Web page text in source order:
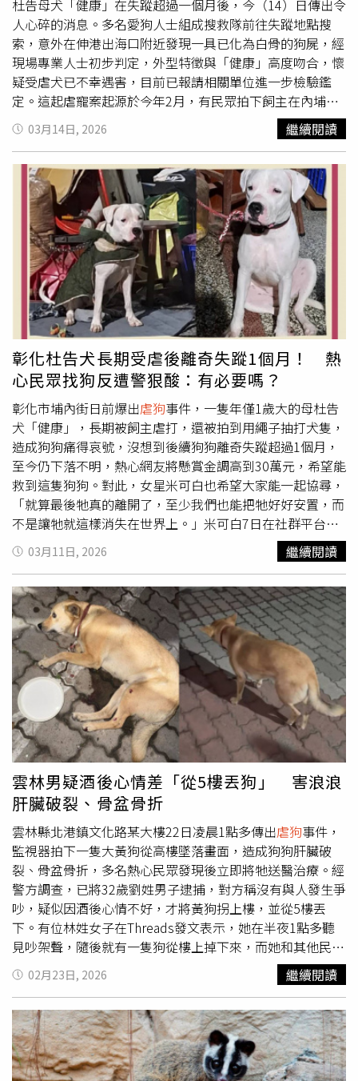
現場狀況，但當時管制隊同仁沒有落實，事件爆發後已調整
相關人員職務，小隊長和動保課長調離現職，李孟寶則移送
檢調，後續因絕育比例拉高、幼犬窩數減少，在此事爆發後
便再未與民間狗場合作。王得吉表示，因動保案件量大，觀
音土狗繁殖場案「中間有拖到」，動保處發現「該做的裁罰
都沒做」，立刻補裁罰並強制執行，動保處判斷現場環境不
好而沒入犬隻，這批狗兒目前在臨時園區安置，待本園區有
位子便會安排比較不兇的狗進入本園區，因臨時園區是租
借，場主不願志工進去，這才成為管制區域。
的袋子上車，等其再回來時，卻不見袋子，讓動保團體高度
懷疑袋子裡裝的就是健康。幾經搜索後，動保團體因遲遲無
法掌握健康的確切位置而陷入膠著，過程中數度通報警方與
彰化動防所也未能尋得協助，13日上午一早，動保團體再度
前往健康疑似被丟棄的伸港魚塭一帶，先是向附近土地公祈
求，希望能順利尋獲健康，隨後果真在土地公指示的魚塭隱
匿草叢一帶尋獲一具腐爛狗屍，根據屍體的大小、毛髮顏色
與其頭部裂痕，初步判斷應是健康無誤，隨後請健康的前飼
主來確認，應就是健康無誤。動保團體等人確認後，也將健
康身上的泥沙沖洗乾淨，並以往生毯包覆。而健康的前飼主
得知噩耗後，更是怒帶著健康的屍體要向何姓飼主領取3萬
元的懸賞金，數度與趕來的彰化縣員警發生口角衝突，場面
相當火爆。
杜告母犬「健康」在失蹤超過一個月後，今（14）日傳出令
人心碎的消息。多名愛狗人士組成搜救隊前往失蹤地點搜
索，意外在伸港出海口附近發現一具已化為白骨的狗屍，經
現場專業人士初步判定，外型特徵與「健康」高度吻合，懷
疑受虐犬已不幸遇害，目前已報請相關單位進一步檢驗鑑
定。這起虐寵案起源於今年2月，有民眾拍下飼主在內埔街
住處持繩索瘋狂抽打杜告母犬「健康」，淒厲哀號聲響徹街
道，引發鄰里間公憤。動保團體與女星米可白紛紛在社群上
發聲關切，揭露該犬疑似長期受虐，且在動檢人員介入前便
離奇失蹤；飼主對此辯稱，是在載往送養途中於伸港六股抽
水站意外讓狗脫逃，但因監視器未錄得相關畫面，加上飼主
說詞反覆，引發外界強烈質疑。為了尋找「健康」下落，有
許多熱心網友曾一度發起集資，將懸賞金提高至30萬元。今
日一名曾照顧過「健康」的志工在出海口附近尋獲動物殘
骸，現場專業人員依據殘留的白色毛髮、垂耳程度、年輕牙
床及體型判斷，認定位於該處的屍體高達95%機率就是失蹤
的「健康」，且現場發現頭蓋骨有破裂跡象。消息曝光後，
令參與搜尋的愛狗人士非常傷心，希望能透過科學鑑識還原
真相。針對此案，彰化縣動物防疫所表示，2月接獲通報後
已約談飼主到案，雖當時未能即時安置犬隻，但根據民眾提
供的受虐影片，飼主毆打犬隻事證明確，已依《動物保護
法》加重處分，裁罰飼主新台幣3萬元罰鍰。對於飼主對犬
隻去向交代不清、涉嫌棄養或更嚴重的傷害行為，防疫所強
調，若後續檢驗報告證實該具白骨身分並發現新事證，將立
即依法移送究辦，絕不寬貸。回顧案件搜救過程，不少志工
反映遭遇阻礙，曾有網友前往飼主家中詢問，卻遭飼主家屬
強硬驅趕並報警處理，甚至傳出承辦警員以言語譏諷搜救民
眾，引發執法態度不佳的爭議。
03月14日, 2026 繼續閱讀
彰化杜告犬長期受虐後離奇失蹤1個月！ 熱
心民眾找狗反遭警狠酸：有必要嗎？
彰化市埔內街日前爆出虐狗事件，一隻年僅1歲大的母杜告
犬「健康」，長期被飼主虐打，還被拍到用繩子抽打犬隻，
造成狗狗痛得哀號，沒想到後續狗狗離奇失蹤超過1個月，
至今仍下落不明，熱心網友將懸賞金調高到30萬元，希望能
救到這隻狗狗。對此，女星米可白也希望大家能一起協尋，
「就算最後牠真的離開了，至少我們也能把牠好好安置，而
不是讓牠就這樣消失在世界上。」米可白7日在社群平台發
文表示，網上有人指出，彰化市埔內街一帶有隻1歲大的母
杜告犬「健康」，從小被打到大，2月5日當天還有鄰居聽到
狗狗淒厲的慘叫聲，飼主拿繩子不斷抽打牠，彰化防疫所承
辦不接不回電，動保處處長還反過來打給檢舉人說「常問這
個案子讓他們壓力很大。」米可白提到，事件曝光後，飼主
聲稱原本要把狗送人，但在伸港鄉六股抽水站附近清理狗便
時，狗狗突然掙脫逃跑，直到現在也還沒有被找到。米可白
10日再次更新動態，表示自己因為「健康」的事睡不好，也
拜託媽媽做動物救援的朋友幫忙找，即使知道機會可能很渺
茫，但還是不想放棄，就算最後「健康」真的離開，也希望
能好好安置牠。至於有人說飼主「後台很硬」，讓很多人感
到畏懼，米可白直言，她不懂什麼叫做「後台」，也不懂為
什麼要「畏懼」，只知道這個孩子現在很需要幫助，而彰化
縣動保防疫所的處理方式卻令人難以理解，明明提供了受虐
影片，只憑肉眼判斷沒有內傷，也未第一時間把狗狗，「難
道一定要到斷手斷腳、器官受損，才算是虐待嗎？」米可白
說，飼主曾表示狗狗在抽水站「跳車逃逸」，但稽查人員調
閱監視器後，並沒有發現相關畫面，到現在為止狗狗還是下
落不明，稽查人員堅稱「查無證據」所以無法證明棄養，也
無法證明虐待，「這樣就草草結案，真的可以嗎？」 另
外，有名女網友於Threads上撰文道，她曾與其他網友前往
伸港找「健康」，花費2小時仍未果，因此決定到飼主家詢
問，怎料飼主父親態度強硬，怒吼道「有政府機關在處理就
好了啊」、「我怎麼知道牠去哪了」，還直接打電話報警。
女網友表示，飼主的父母聲稱「是載到伸港的路途中不見
的，我們不知道」、「狗沒有藏在我們家」，還說當初就很
反對兒子養這隻狗，兒子還為了養狗從80幾公斤瘦到50幾
公斤。女網友指出，警方到場後態度也不太好，即便他們說
03月11日, 2026 繼續閱讀
雲林男疑酒後心情差「從5樓丟狗」 害浪浪
肝臟破裂、骨盆骨折
雲林縣北港鎮文化路某大樓22日凌晨1點多傳出虐狗事件，
監視器拍下一隻大黃狗從高樓墜落畫面，造成狗狗肝臟破
裂、骨盆骨折，多名熱心民眾發現後立即將牠送醫治療。經
警方調查，已將32歲劉姓男子逮捕，對方稱沒有與人發生爭
吵，疑似因酒後心情不好，才將黃狗拐上樓，並從5樓丟
下。有位林姓女子在Threads發文表示，她在半夜1點多聽
見吵架聲，隨後就有一隻狗從樓上掉下來，而她和其他民眾
一同前往現場，發現狗狗因驚恐不斷發出哀號，趕緊將狗狗
送往嘉義高醫動物醫院急診室，經診斷有肝臟破裂、嚴重內
出血、骨盆骨折等傷勢，所幸在治療過後撿回一條命。林女
指出，她當下已經報警，並向大樓管理員調閱監視器，發現
一名男子在21日晚間10點左右把狗狗帶回住處，直至22日
凌晨1點多把狗狗往下丟，而這也讓住戶氣得直呼「怎麼不
02月23日, 2026 繼續閱讀